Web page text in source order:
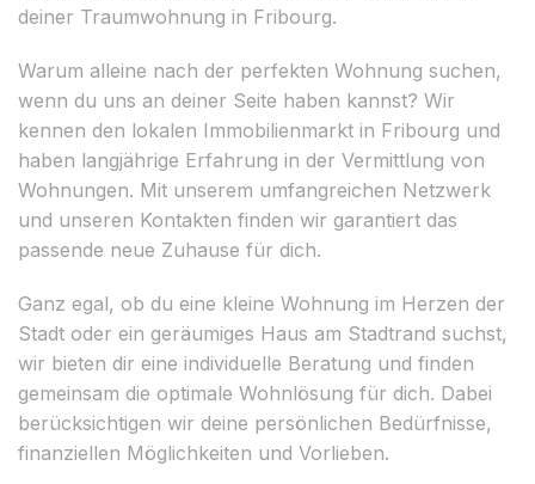
deiner Traumwohnung in Fribourg.
Warum alleine nach der perfekten Wohnung suchen,
wenn du uns an deiner Seite haben kannst? Wir
kennen den lokalen Immobilienmarkt in Fribourg und
haben langjährige Erfahrung in der Vermittlung von
Wohnungen. Mit unserem umfangreichen Netzwerk
und unseren Kontakten finden wir garantiert das
passende neue Zuhause für dich.
Ganz egal, ob du eine kleine Wohnung im Herzen der
Stadt oder ein geräumiges Haus am Stadtrand suchst,
wir bieten dir eine individuelle Beratung und finden
gemeinsam die optimale Wohnlösung für dich. Dabei
berücksichtigen wir deine persönlichen Bedürfnisse,
finanziellen Möglichkeiten und Vorlieben.